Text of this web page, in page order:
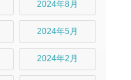
2024年8月
2024年5月
2024年2月